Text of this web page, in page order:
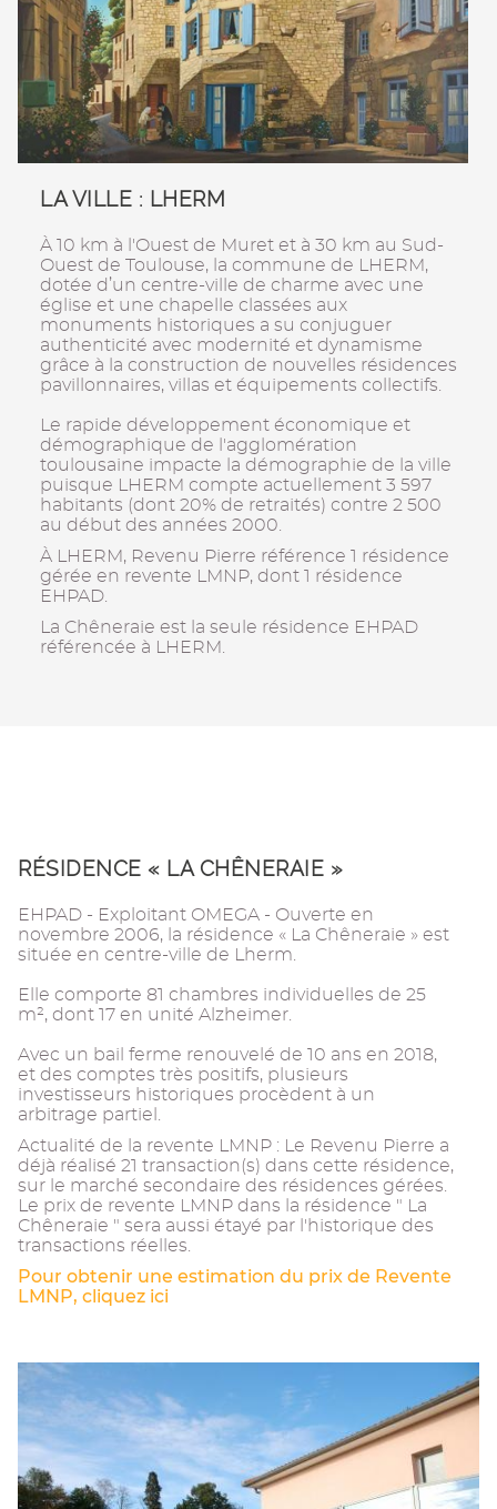
LA VILLE : LHERM
À 10 km à l'Ouest de Muret et à 30 km au Sud-
Ouest de Toulouse, la commune de LHERM,
dotée d’un centre-ville de charme avec une
église et une chapelle classées aux
monuments historiques a su conjuguer
authenticité avec modernité et dynamisme
grâce à la construction de nouvelles résidences
pavillonnaires, villas et équipements collectifs.
Le rapide développement économique et
démographique de l'agglomération
toulousaine impacte la démographie de la ville
puisque LHERM compte actuellement 3 597
habitants (dont 20% de retraités) contre 2 500
au début des années 2000.
À LHERM, Revenu Pierre référence 1 résidence
gérée en revente LMNP, dont 1 résidence
EHPAD.
La Chêneraie est la seule résidence EHPAD
référencée à LHERM.
RÉSIDENCE « LA CHÊNERAIE »
EHPAD - Exploitant OMEGA - Ouverte en
novembre 2006, la résidence « La Chêneraie » est
située en centre-ville de Lherm.
Elle comporte 81 chambres individuelles de 25
m², dont 17 en unité Alzheimer.
Avec un bail ferme renouvelé de 10 ans en 2018,
et des comptes très positifs, plusieurs
investisseurs historiques procèdent à un
arbitrage partiel.
Actualité de la revente LMNP : Le Revenu Pierre a
déjà réalisé 21 transaction(s) dans cette résidence,
sur le marché secondaire des résidences gérées.
Le prix de revente LMNP dans la résidence " La
Chêneraie " sera aussi étayé par l'historique des
transactions réelles.
Pour obtenir une estimation du prix de Revente
LMNP, cliquez ici